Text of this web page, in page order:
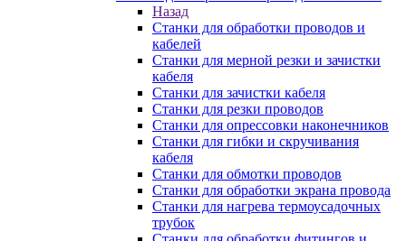
Назад
Станки для обработки проводов и
кабелей
Станки для мерной резки и зачистки
кабеля
Станки для зачистки кабеля
Станки для резки проводов
Станки для опрессовки наконечников
Станки для гибки и скручивания
кабеля
Станки для обмотки проводов
Станки для обработки экрана провода
Станки для нагрева термоусадочных
трубок